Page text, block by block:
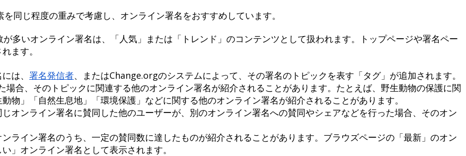
を同 じ程度の重みで考慮 し 、 オンラ イ ン署名 をおすすめ しています。
が多いオンラ イ ン署名は、 「人気 」 ま たは 「 ト レン ド 」 のコ ンテンツ と して扱われます。 ト ップページや署名ペー
れます。
には、 署名発信者、 ま たはChange.orgのシステムによ って、 その署名の ト ピッ ク を表す 「タ グ」 が追加されます。
場合、 その ト ピッ クに関連する他のオンラ イ ン署名が紹介されるこ と があ り ます。 た と え ば、 野生動物の保護に関
動物 」 「自然生息地 」 「環境保護 」 などに関する他のオンラ イ ン署名が紹介されるこ と があ り ます。
じオンラ イ ン署名に賛同 した他のユーザーが、 別のオンラ イ ン署名への賛同やシェアなどを行った場合、 そのオン
ンラ イ ン署名のう ち、 一定の賛同数に達 した ものが紹介されるこ と があ り ます。 ブラ ウズページの 「最新 」 のオン
い 」 オンラ イ ン署名 と して表示されます。